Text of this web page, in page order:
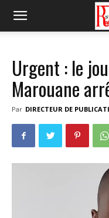
Urgent : le
Marouane
Par DIRECTEUR DE